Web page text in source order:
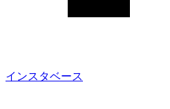
インスタベース